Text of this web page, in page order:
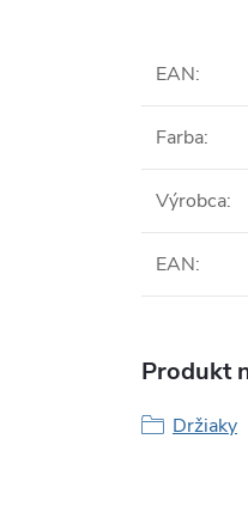
EAN:
Farba:
Výrobca:
EAN:
Produkt
Držiaky